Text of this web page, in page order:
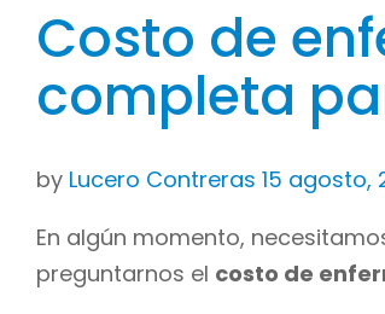
Costo de
completa
by Lucero Contreras 15 agosto,
En algún momento,
preguntarnos el costo de